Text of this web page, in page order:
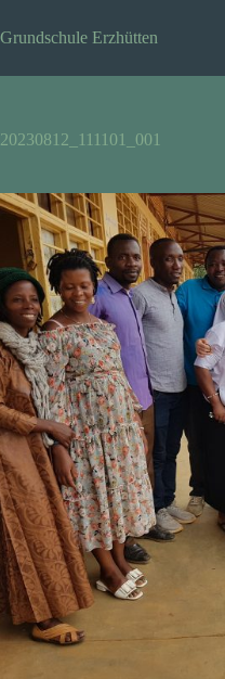
Inhalt
springen
Grundschule Erzhütten
20230812_111101_001